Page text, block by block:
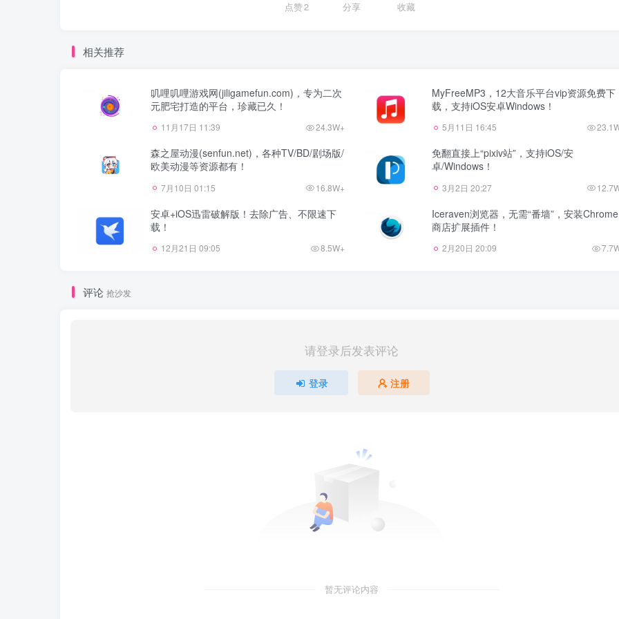
点赞2 分享 收藏
相关推荐
叽哩叽哩游戏网(jiligamefun.com)，专为二次
元肥宅打造的平台，珍藏已久！
11月17日 11:39 24.3W+
MyFreeMP3，12大音乐平台vip资源免费下
载，支持iOS安卓Windows！
5月11日 16:45
森之屋动漫(senfun.net)，各种TV/BD/剧场版/
欧美动漫等资源都有！
7月10日 01:15 16.8W+
免翻直接上“pixiv站”，支持iOS/安
卓/Windows！
3月2日 20:27
安卓+iOS迅雷破解版！去除广告、不限速下
载！
12月21日 09:05 8.5W+
Iceraven浏览器，无需“番墙”，安装Chrome
商店扩展插件！
2月20日 20:09
评论 抢沙发
请登录后发表评论
登录 注册
暂无评论内容